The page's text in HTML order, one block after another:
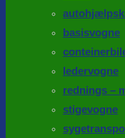
basisvogne
ledervogne
rednings –
stigevogne